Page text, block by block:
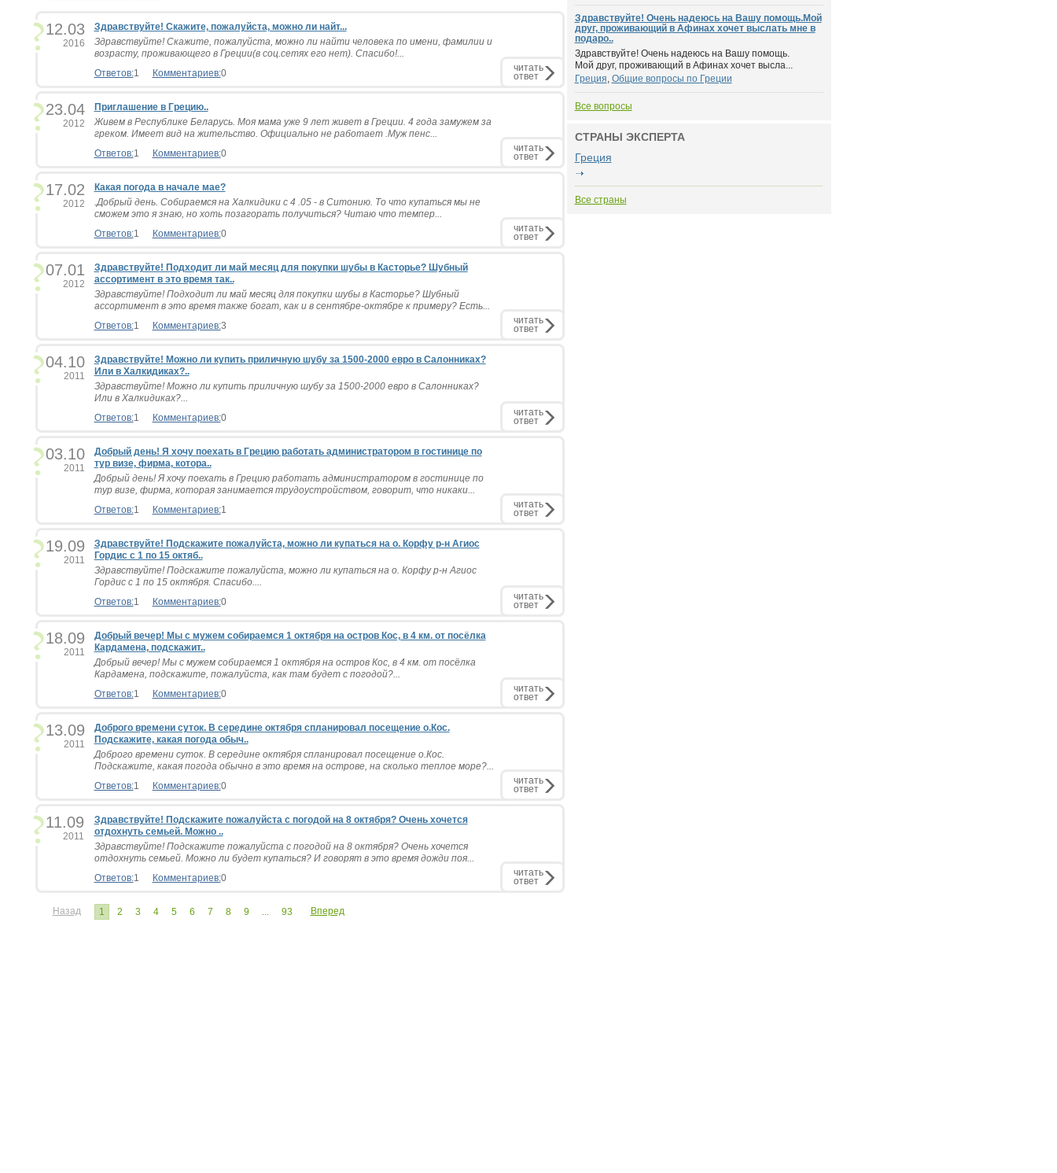
12.03
2016
Здравствуйте! Скажите, пожалуйста, можно ли найт...
Здравствуйте! Скажите, пожалуйста, можно ли найти человека по имени, фамилии и
возрасту, проживающего в Греции(в соц.сетях его нет). Спасибо!...
Ответов:1 Комментариев:0 читать
ответ
23.04
2012
Приглашение в Грецию..
Живем в Республике Беларусь. Моя мама уже 9 лет живет в Греции. 4 года замужем за
греком. Имеет вид на жительство. Официально не работает .Муж пенс...
Ответов:1 Комментариев:0 читать
ответ
17.02
2012
Какая погода в начале мае?
.Добрый день. Собираемся на Халкидики с 4 .05 - в Ситонию. То что купаться мы не
сможем это я знаю, но хоть позагорать получиться? Читаю что темпер...
Ответов:1 Комментариев:0 читать
ответ
07.01
2012
Здравствуйте! Подходит ли май месяц для покупки шубы в Касторье? Шубный
ассортимент в это время так..
Здравствуйте! Подходит ли май месяц для покупки шубы в Касторье? Шубный
ассортимент в это время также богат, как и в сентябре-октябре к примеру? Есть...
Ответов:1 Комментариев:3 читать
ответ
04.10
2011
Здравствуйте! Можно ли купить приличную шубу за 1500-2000 евро в Салонниках?
Или в Халкидиках?..
Здравствуйте! Можно ли купить приличную шубу за 1500-2000 евро в Салонниках?
Или в Халкидиках?...
Ответов:1 Комментариев:0 читать
ответ
03.10
2011
Добрый день! Я хочу поехать в Грецию работать администратором в гостинице по
тур визе, фирма, котора..
Добрый день! Я хочу поехать в Грецию работать администратором в гостинице по
тур визе, фирма, которая занимается трудоустройством, говорит, что никаки...
Ответов:1 Комментариев:1 читать
ответ
19.09
2011
Здравствуйте! Подскажите пожалуйста, можно ли купаться на о. Корфу р-н Агиос
Гордис с 1 по 15 октяб..
Здравствуйте! Подскажите пожалуйста, можно ли купаться на о. Корфу р-н Агиос
Гордис с 1 по 15 октября. Спасибо....
Ответов:1 Комментариев:0 читать
ответ
18.09
2011
Добрый вечер! Мы с мужем собираемся 1 октября на остров Кос, в 4 км. от посёлка
Кардамена, подскажит..
Добрый вечер! Мы с мужем собираемся 1 октября на остров Кос, в 4 км. от посёлка
Кардамена, подскажите, пожалуйста, как там будет с погодой?...
Ответов:1 Комментариев:0 читать
ответ
13.09
2011
Доброго времени суток. В середине октября спланировал посещение о.Кос.
Подскажите, какая погода обыч..
Доброго времени суток. В середине октября спланировал посещение о.Кос.
Подскажите, какая погода обычно в это время на острове, на сколько теплое море?...
Ответов:1 Комментариев:0 читать
ответ
11.09
2011
Здравствуйте! Подскажите пожалуйста с погодой на 8 октября? Очень хочется
отдохнуть семьей. Можно ..
Здравствуйте! Подскажите пожалуйста с погодой на 8 октября? Очень хочется
отдохнуть семьей. Можно ли будет купаться? И говорят в это время дожди поя...
Ответов:1 Комментариев:0 читать
ответ
Назад 1 2 3 4 5 6 7 8 9 ... 93 Вперед
Здравствуйте! Очень надеюсь на Вашу помощь.Мой
друг, проживающий в Афинах хочет выслать мне в
подаро..
Здравствуйте! Очень надеюсь на Вашу помощь.
Мой друг, проживающий в Афинах хочет высла...
Греция, Общие вопросы по Греции
Все вопросы
СТРАНЫ ЭКСПЕРТА
Греция
Все страны